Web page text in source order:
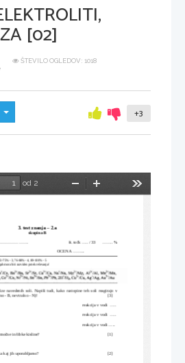
[02]
ŠTEVILO OGLEDOV: 1018
Skrij/prikaži meni +3
od 2
Pomanjšaj
3. test znanja – 2.a
skupina B
št. točk ..... / 33      ........ %
OCENA .........
75% - 3, 76-88% - 4, 89-100% - 5
mora biti razviden potek reševanja!
navedenih soli. Napiši tudi, kako raztopine teh soli reagirajo v
- B, nevtralno - N)!
[3]
reakcija v vodi  .....
reakcija v vodi  .....
reakcija v vodi .....
in šibke kisline? [1]
kaj jih uporabljamo? [2]